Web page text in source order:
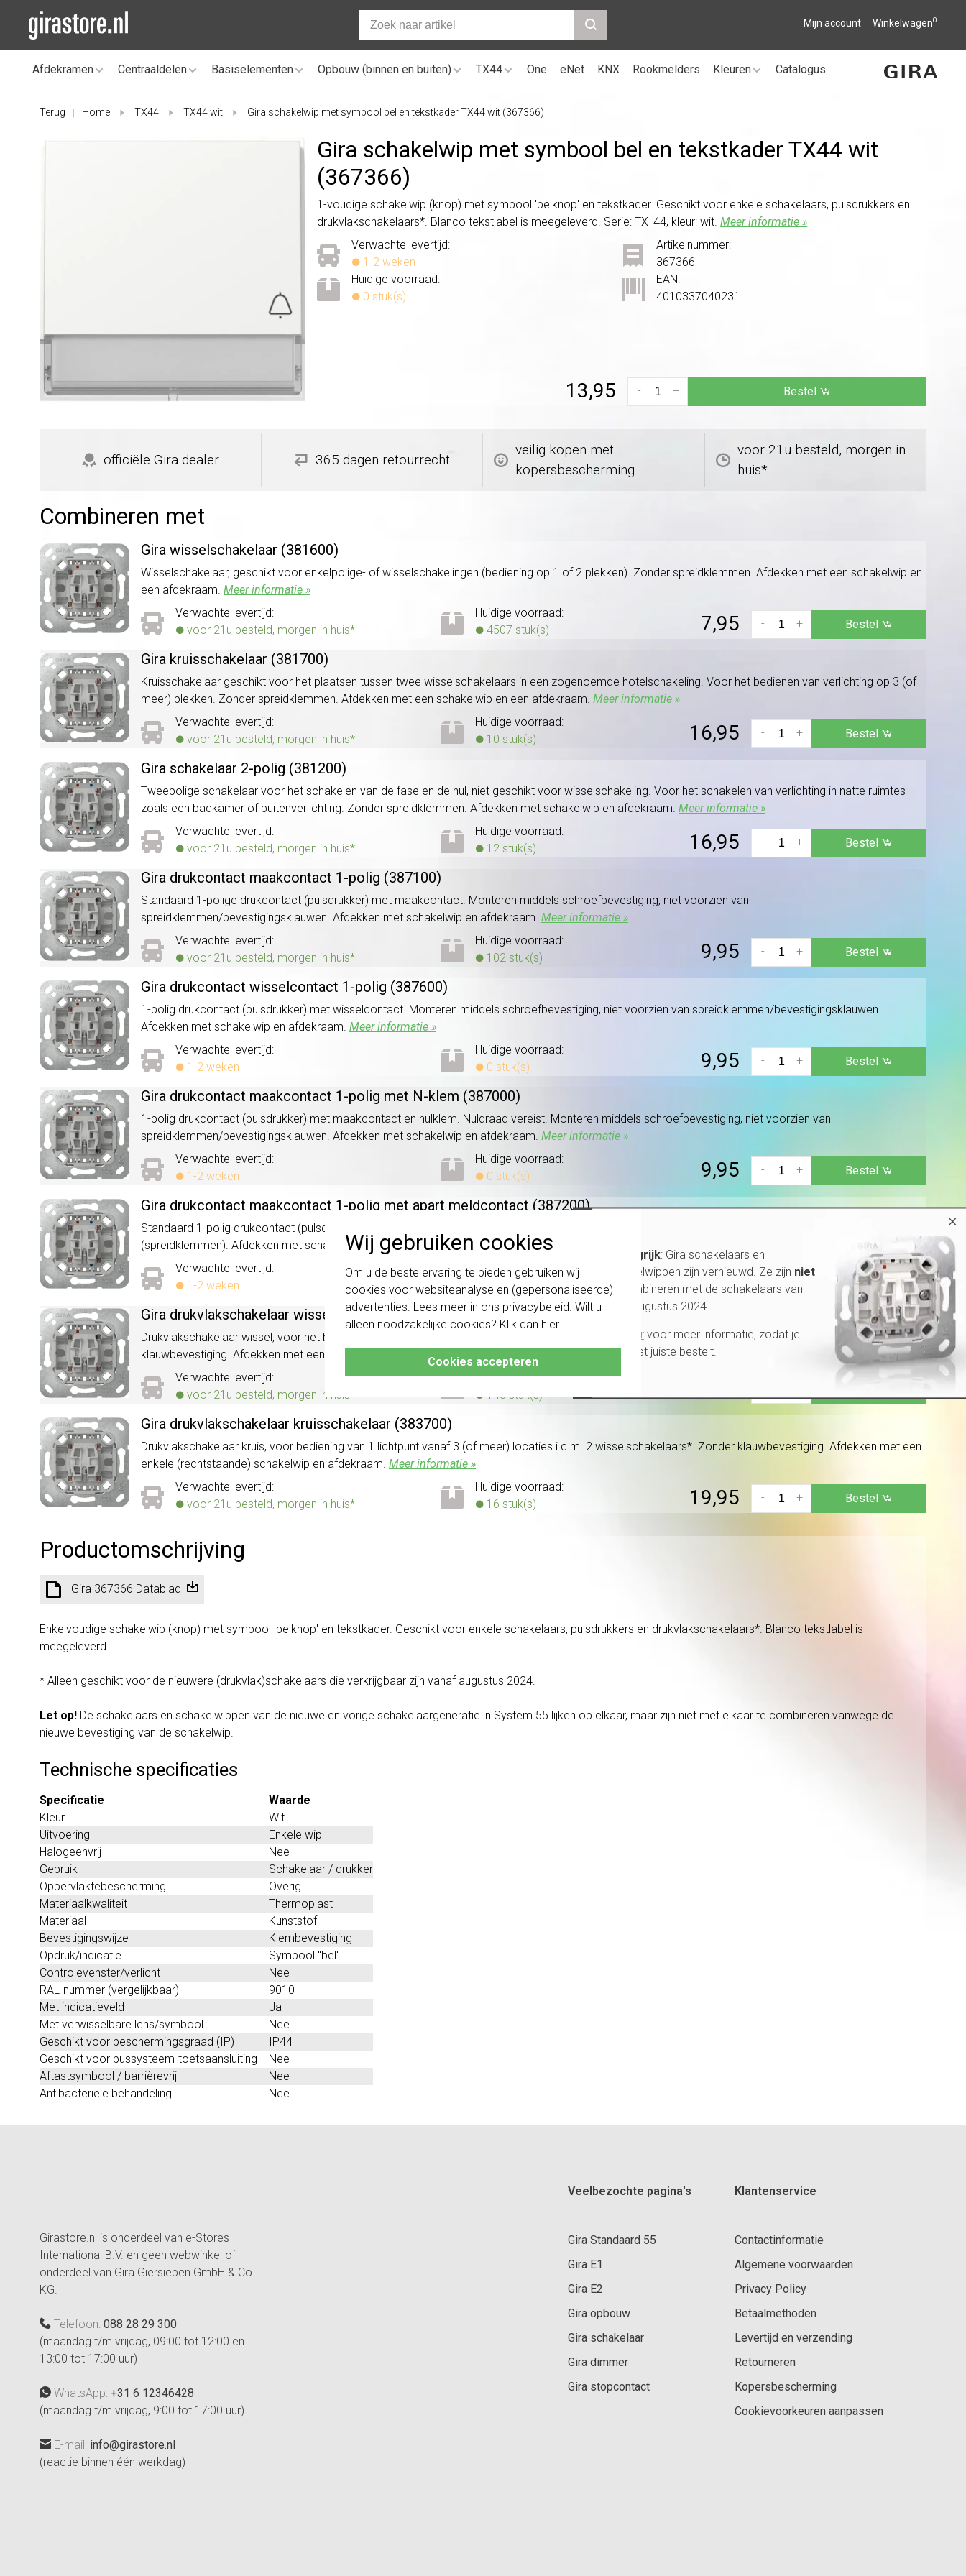
Wij gebruiken cookies
Om u de beste ervaring te bieden gebruiken wij
cookies voor websiteanalyse en (gepersonaliseerde)
advertenties. Lees meer in ons privacybeleid. Wilt u
alleen noodzakelijke cookies? Klik dan hier.
Cookies accepteren
Mijn account Winkelwagen0
Afdekramen Centraaldelen Basiselementen Opbouw (binnen en buiten) TX44 One eNet KNX Rookmelders Kleuren Catalogus
Terug Home TX44 TX44 wit Gira schakelwip met symbool bel en tekstkader TX44 wit (367366)
Gira schakelwip met symbool bel en tekstkader TX44 wit
(367366)
1-voudige schakelwip (knop) met symbool 'belknop' en tekstkader. Geschikt voor enkele schakelaars, pulsdrukkers en
drukvlakschakelaars*. Blanco tekstlabel is meegeleverd. Serie: TX_44, kleur: wit.Meer informatie »
Verwachte levertijd:
1-2 weken
Huidige voorraad:
0 stuk(s)
Artikelnummer:
367366
EAN:
4010337040231
13,95 +
- Bestel
officiële Gira dealer 365 dagen retourrecht
veilig kopen met
kopersbescherming
voor 21u besteld, morgen in
huis*
Combineren met
Gira wisselschakelaar (381600)
Wisselschakelaar, geschikt voor enkelpolige- of wisselschakelingen (bediening op 1 of 2 plekken). Zonder spreidklemmen. Afdekken met een schakelwip en
een afdekraam. Meer informatie »
Verwachte levertijd:
voor 21u besteld, morgen in huis*
Huidige voorraad:
4507 stuk(s)
7,95 +
- Bestel
Gira kruisschakelaar (381700)
Kruisschakelaar geschikt voor het plaatsen tussen twee wisselschakelaars in een zogenoemde hotelschakeling. Voor het bedienen van verlichting op 3 (of
meer) plekken. Zonder spreidklemmen. Afdekken met een schakelwip en een afdekraam. Meer informatie »
Verwachte levertijd:
voor 21u besteld, morgen in huis*
Huidige voorraad:
10 stuk(s)
16,95 +
- Bestel
Gira schakelaar 2-polig (381200)
Tweepolige schakelaar voor het schakelen van de fase en de nul, niet geschikt voor wisselschakeling. Voor het schakelen van verlichting in natte ruimtes
zoals een badkamer of buitenverlichting. Zonder spreidklemmen. Afdekken met schakelwip en afdekraam. Meer informatie »
Verwachte levertijd:
voor 21u besteld, morgen in huis*
Huidige voorraad:
12 stuk(s)
16,95 +
- Bestel
Gira drukcontact maakcontact 1-polig (387100)
Standaard 1-polige drukcontact (pulsdrukker) met maakcontact. Monteren middels schroefbevestiging, niet voorzien van
spreidklemmen/bevestigingsklauwen. Afdekken met schakelwip en afdekraam. Meer informatie »
Verwachte levertijd:
voor 21u besteld, morgen in huis*
Huidige voorraad:
102 stuk(s)
9,95 +
- Bestel
Gira drukcontact wisselcontact 1-polig (387600)
1-polig drukcontact (pulsdrukker) met wisselcontact. Monteren middels schroefbevestiging, niet voorzien van spreidklemmen/bevestigingsklauwen.
Afdekken met schakelwip en afdekraam. Meer informatie »
Verwachte levertijd:
1-2 weken
Huidige voorraad:
0 stuk(s)
9,95 +
- Bestel
Gira drukcontact maakcontact 1-polig met N-klem (387000)
1-polig drukcontact (pulsdrukker) met maakcontact en nulklem. Nuldraad vereist. Monteren middels schroefbevestiging, niet voorzien van
spreidklemmen/bevestigingsklauwen. Afdekken met schakelwip en afdekraam. Meer informatie »
Verwachte levertijd:
1-2 weken
Huidige voorraad:
0 stuk(s)
9,95 +
- Bestel
Gira drukcontact maakcontact 1-polig met apart meldcontact (387200)
Standaard 1-polig drukcontact (pulsdrukker) maakcontact, met apart meldcontact. Monteren met schroefbevestiging en/of bevestigingsklauwen
(spreidklemmen). Afdekken met schakelwip en afdekraam.
Meer informatie »
Verwachte levertijd:
1-2 weken
Huidige voorraad:
0 stuk(s)
13,95 +
- Bestel
Gira drukvlakschakelaar wisselschakelaar (383600)
Drukvlakschakelaar wissel, voor het bedienen van 1 lichtpunt vanaf één of meerdere plekken. Geschikt voor enkelpolige of wisselschakelingen. Zonder
klauwbevestiging. Afdekken met een enkele (rechtstaande) schakelwip en afdekraam.
Meer informatie »
Verwachte levertijd:
voor 21u besteld, morgen in huis*
Huidige voorraad:
143 stuk(s)
Gira drukvlakschakelaar kruisschakelaar (383700)
Drukvlakschakelaar kruis, voor bediening van 1 lichtpunt vanaf 3 (of meer) locaties i.c.m. 2 wisselschakelaars*. Zonder klauwbevestiging. Afdekken met een
enkele (rechtstaande) schakelwip en afdekraam. Meer informatie »
Verwachte levertijd:
voor 21u besteld, morgen in huis*
Huidige voorraad:
16 stuk(s)
19,95 +
- Bestel
Productomschrijving
Gira 367366 Datablad
Enkelvoudige schakelwip (knop) met symbool 'belknop' en tekstkader. Geschikt voor enkele schakelaars, pulsdrukkers en drukvlakschakelaars*. Blanco tekstlabel is
meegeleverd.
* Alleen geschikt voor de nieuwere (drukvlak)schakelaars die verkrijgbaar zijn vanaf augustus 2024.
Let op! De schakelaars en schakelwippen van de nieuwe en vorige schakelaargeneratie in System 55 lijken op elkaar, maar zijn niet met elkaar te combineren vanwege de
nieuwe bevestiging van de schakelwip.
Technische specificaties
Specificatie
Waarde
Kleur
Wit
Uitvoering
Enkele wip
Halogeenvrij
Nee
Gebruik
Schakelaar / drukker
Oppervlaktebescherming
Overig
Materiaalkwaliteit
Thermoplast
Materiaal
Kunststof
Bevestigingswijze
Klembevestiging
Opdruk/indicatie
Symbool "bel"
Controlevenster/verlicht
Nee
RAL-nummer (vergelijkbaar)
9010
Met indicatieveld
Ja
Met verwisselbare lens/symbool
Nee
Geschikt voor beschermingsgraad (IP)
IP44
Geschikt voor bussysteem-toetsaansluiting
Nee
Aftastsymbool / barrièrevrij
Nee
Antibacteriële behandeling
Nee
Girastore.nl is onderdeel van e-Stores
International B.V. en geen webwinkel of
onderdeel van Gira Giersiepen GmbH & Co.
KG.
Telefoon: 088 28 29 300
(maandag t/m vrijdag, 09:00 tot 12:00 en
13:00 tot 17:00 uur)
WhatsApp: +31 6 12346428
(maandag t/m vrijdag, 9:00 tot 17:00 uur)
E-mail: info@girastore.nl
(reactie binnen één werkdag)
Veelbezochte pagina's
Gira Standaard 55
Gira E1
Gira E2
Gira opbouw
Gira schakelaar
Gira dimmer
Gira stopcontact
Klantenservice
Contactinformatie
Algemene voorwaarden
Privacy Policy
Betaalmethoden
Levertijd en verzending
Retourneren
Kopersbescherming
Cookievoorkeuren aanpassen
×
Belangrijk: Gira schakelaars en
schakelwippen zijn vernieuwd. Ze zijn niet
te combineren met de schakelaars van
vóór augustus 2024.
Klik hier voor meer informatie, zodat je
altijd het juiste bestelt.